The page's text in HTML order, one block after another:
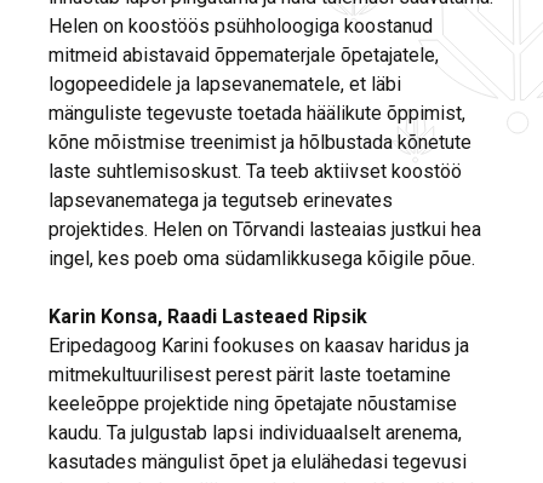
Helen on koostöös psühholoogiga koostanud
mitmeid abistavaid õppematerjale õpetajatele,
logopeedidele ja lapsevanematele, et läbi
mänguliste tegevuste toetada häälikute õppimist,
kõne mõistmise treenimist ja hõlbustada kõnetute
laste suhtlemisoskust. Ta teeb aktiivset koostöö
lapsevanematega ja tegutseb erinevates
projektides. Helen on Tõrvandi lasteaias justkui hea
ingel, kes poeb oma südamlikkusega kõigile põue.
Karin Konsa, Raadi Lasteaed Ripsik
Eripedagoog Karini fookuses on kaasav haridus ja
mitmekultuurilisest perest pärit laste toetamine
keeleõppe projektide ning õpetajate nõustamise
kaudu. Ta julgustab lapsi individuaalselt arenema,
kasutades mängulist õpet ja elulähedasi tegevusi